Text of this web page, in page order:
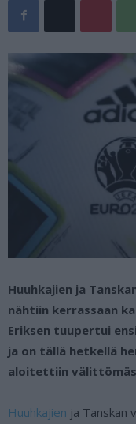
Huuhkajien ja
nähtiin kerrassaan
Eriksen tuupertui
ja on tällä hetkellä
aloitettiin
Huuhkajien ja Tanskan